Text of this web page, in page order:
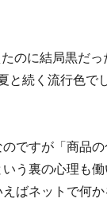
のに結局黒だ
と続く流行色で
ですが「商品
う裏の心理も働
ばネットで何